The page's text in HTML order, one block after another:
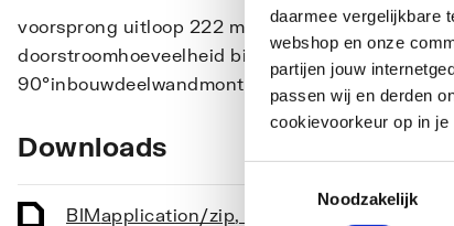
daarmee vergelijkbare
webshop en onze
partijen jouw
passen wij en derden
cookievoorkeur op in je
Noodzakelijk
voorsprong uitloop 222 mmstraalsoort
doorstroomhoeveelheid bij 3 bar: 20 l/min
90°inbouwdeelwandmontage
Downloads
BIMapplication/zip,